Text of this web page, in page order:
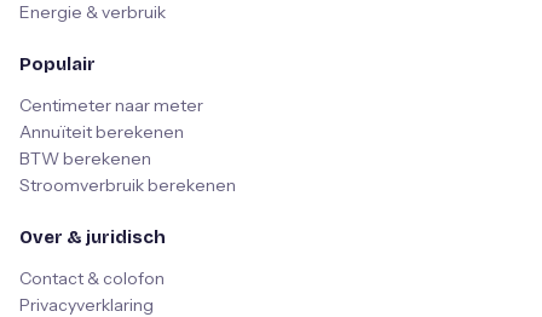
Energie & verbruik
Populair
Centimeter naar meter
Annuïteit berekenen
BTW berekenen
Stroomverbruik berekenen
Over & juridisch
Contact & colofon
Privacyverklaring